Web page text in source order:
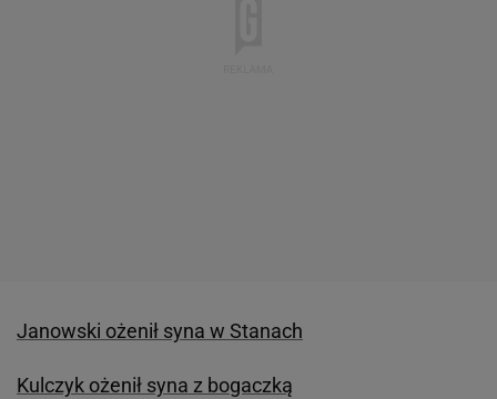
Janowski ożenił syna w Stanach
Kulczyk ożenił syna z bogaczką